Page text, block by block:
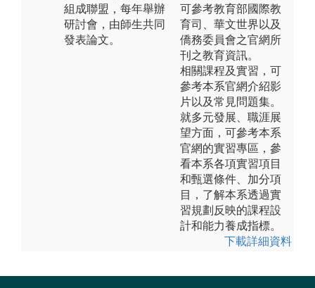
組成聯盟，每年舉辦
研討會，由師生共同
發表論文。
可參考教育部國際教
育司、華文世界以及
僑務委員會之官網所
刊之教育資訊。
相關課程及實習，可
參考本系官網介紹影
片以及常見問題集。
就多元發展、職涯展
望方面，可參考本系
官網的實習專區，參
看本系各項實習項目
和甄選條件、加分項
目，了解本系透過實
習規劃反映的課程設
計和能力養成指標。
下載詳細資料